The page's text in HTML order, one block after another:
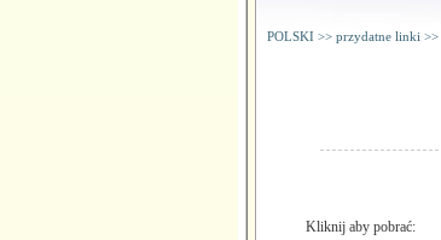
POLSKI >> przydatne linki >>
Kliknij aby pobrać: